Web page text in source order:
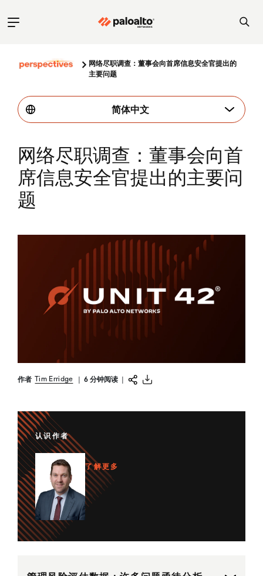
网络尽职调查：董事会向首席信息安全官提出的
主要问题
简体中文
网络尽职调查：董事会向首
席信息安全官提出的主要问
题
作者 Tim Erridge 6 分钟阅读|
认识作者
了解更多